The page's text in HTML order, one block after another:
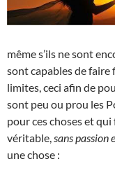
même s’ils ne sont
sont capables de
limites, ceci afin de
sont peu ou prou les
pour ces choses et
véritable, sans passion
une chose :